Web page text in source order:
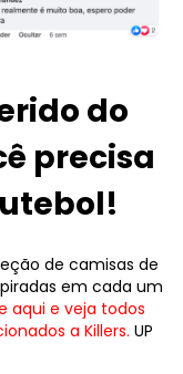
do
precisa
de camisas de
em cada um
aqui e veja todos
a Killers. UP